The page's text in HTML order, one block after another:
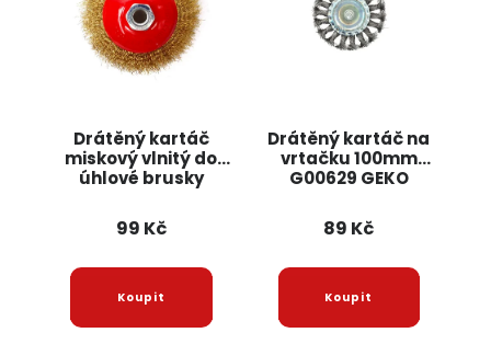
Drátěný kartáč
miskový vlnitý do
úhlové brusky
99 Kč
Drátěný kartáč na
vrtačku 100mm
G00629 GEKO
89 Kč